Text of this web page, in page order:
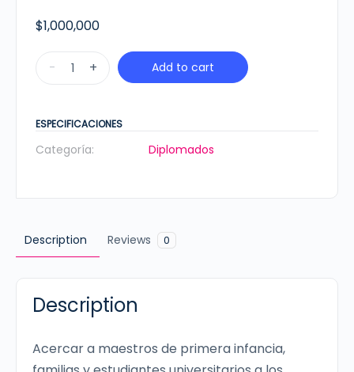
$1,000,000
Diplomado:
Aproximación
la
Experiencia
cantidad
- + Add to cart
ESPECIFICACIONES
Categoría: Diplomados
Description Reviews 0
Description
Acercar a maestros de primera infancia,